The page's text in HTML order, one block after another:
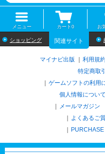
メニュー カート0 お
ショッピング 関連サイト
マイナビ出版 利用規
特定商取
ゲームソフトの利用
個人情報について
メールマガジン
よくあるご